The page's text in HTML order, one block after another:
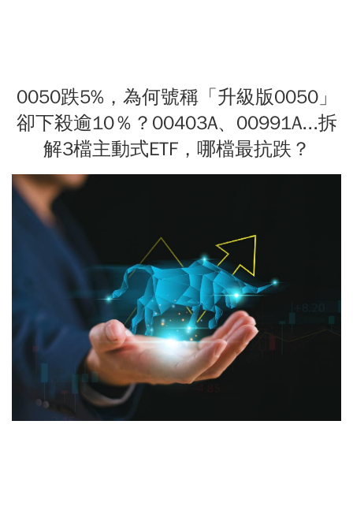
0050跌5%，為何號稱「升級版0050」
卻下殺逾10％？00403A、00991A...拆
解3檔主動式ETF，哪檔最抗跌？